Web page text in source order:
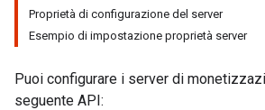
Proprietà di configurazione del server
Esempio di impostazione proprietà server
Puoi configurare i server di
seguente API: